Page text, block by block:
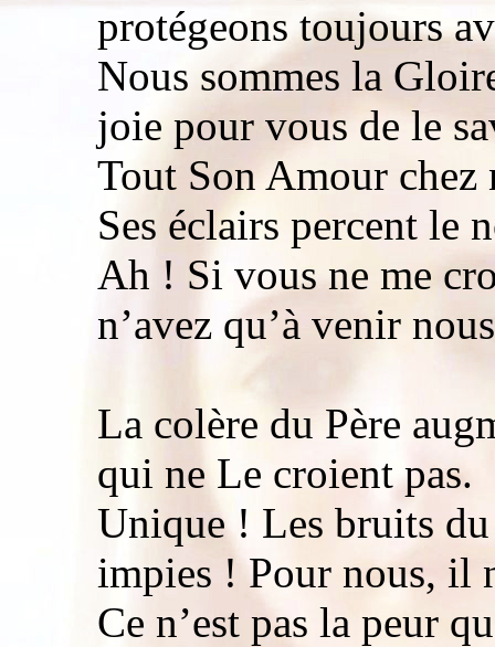
protégeons toujours
Nous sommes la
joie pour vous de le
Tout Son Amour chez
Ses éclairs percent le
Ah ! Si vous ne me
n’avez qu’à venir
La colère du Père
qui ne Le croient pas.
Unique ! Les bruits
impies ! Pour nous, il
Ce n’est pas la peur